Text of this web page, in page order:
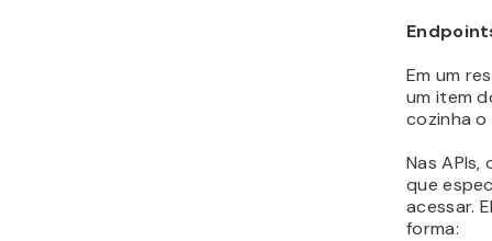
Em um
um item
cozinha
Nas
que
acessar.
forma: